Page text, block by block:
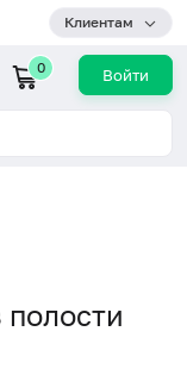
Клиентам
0 Войти